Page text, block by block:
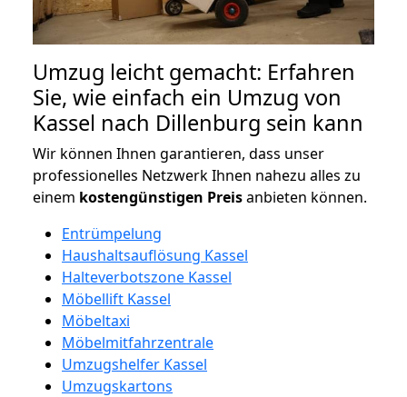
Umzug leicht gemacht: Erfahren
Sie, wie einfach ein Umzug von
Kassel nach Dillenburg sein kann
Wir können Ihnen garantieren, dass unser
professionelles Netzwerk Ihnen nahezu alles zu
einem kostengünstigen Preisanbieten können.
Entrümpelung
Haushaltsauflösung Kassel
Halteverbotszone Kassel
Möbellift Kassel
Möbeltaxi
Möbelmitfahrzentrale
Umzugshelfer Kassel
Umzugskartons